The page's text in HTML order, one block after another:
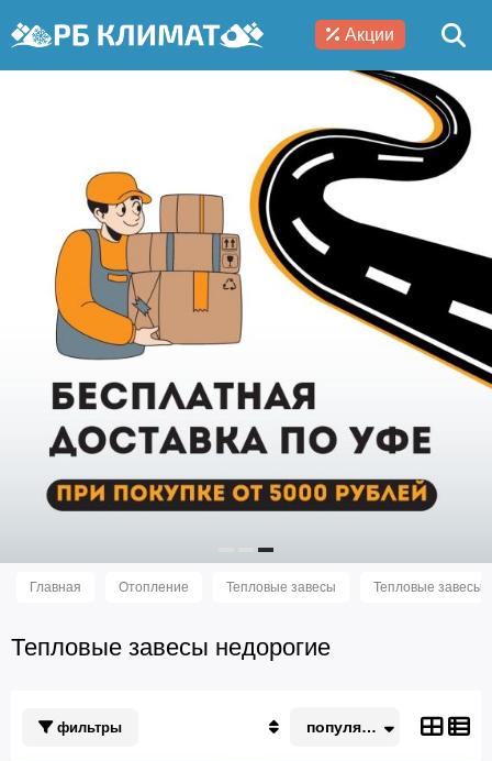
Акции
Главная Отопление Тепловые завесы Тепловые завесы
Тепловые завесы недорогие
фильтры популярные